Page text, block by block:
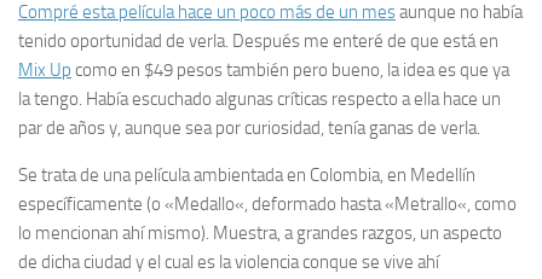
Compré esta película hace un poco más de un mesaunque no había
tenido oportunidad de verla. Después me enteré de que está en
Mix Up como en $49 pesos también pero bueno, la idea es que ya
la tengo. Había escuchado algunas críticas respecto a ella hace un
par de años y, aunque sea por curiosidad, tenía ganas de verla.
Se trata de una película ambientada en Colombia, en Medellín
específicamente (o «Medallo«, deformado hasta «Metrallo«, como
lo mencionan ahí mismo). Muestra, a grandes razgos, un aspecto
de dicha ciudad y el cual es la violencia conque se vive ahí